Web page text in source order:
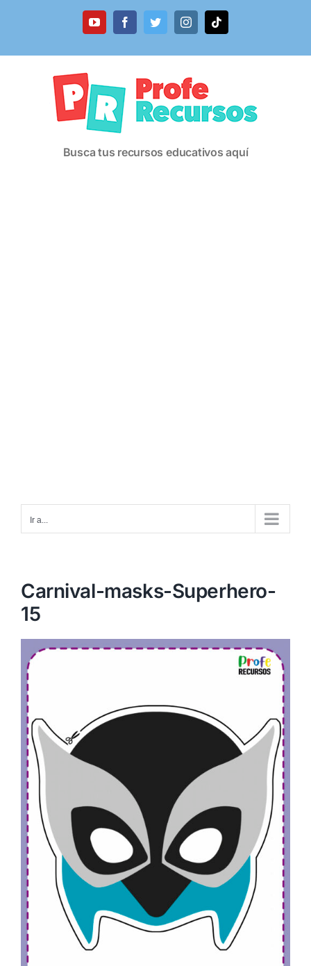
YouTubeFacebookTwitterInstagramTiktok
Busca tus recursos educativos aquí
Ir a...
Carnival-masks-Superhero-
15